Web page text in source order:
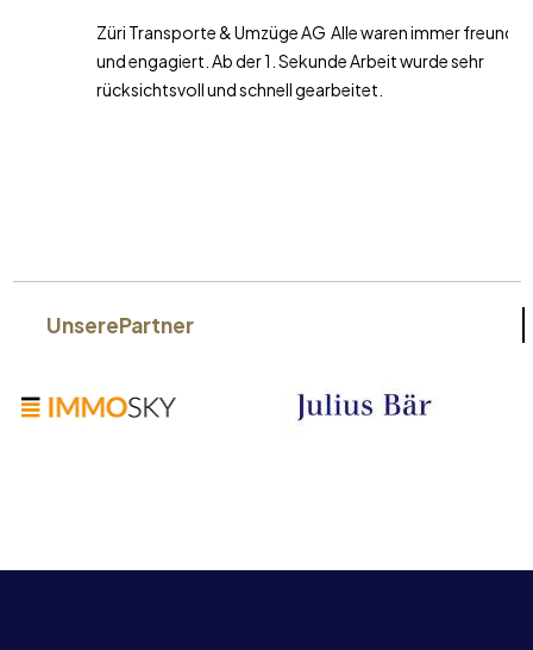
Züri Transporte & Umzüge AG Alle waren immer freundlich
und engagiert. Ab der 1. Sekunde Arbeit wurde sehr
rücksichtsvoll und schnell gearbeitet.
UnserePartner